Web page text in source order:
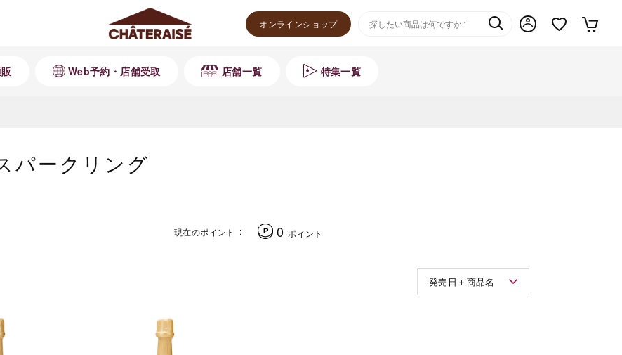
オンラインショップ
Web予約・店舗受取 店舗一覧 特集一覧
パークリング
現在のポイント 0 ポイント
発売日＋商品名